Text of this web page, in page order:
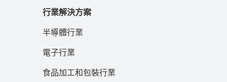
行業解決方案
半導體行業
電子行業
食品加工和包裝行業